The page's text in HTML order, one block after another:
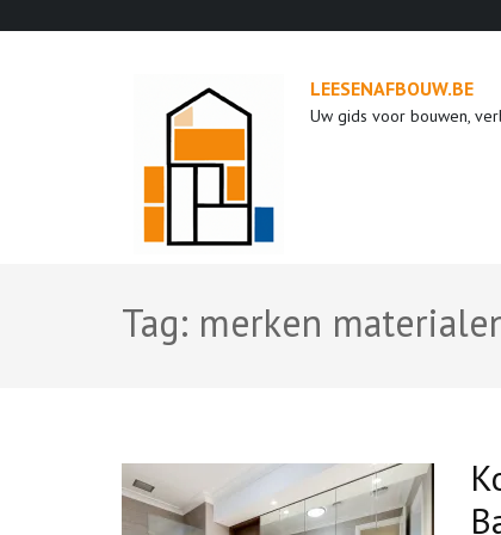
LEESENAFBOUW.BE
Uw gids voor bouwen,
Tag: merken